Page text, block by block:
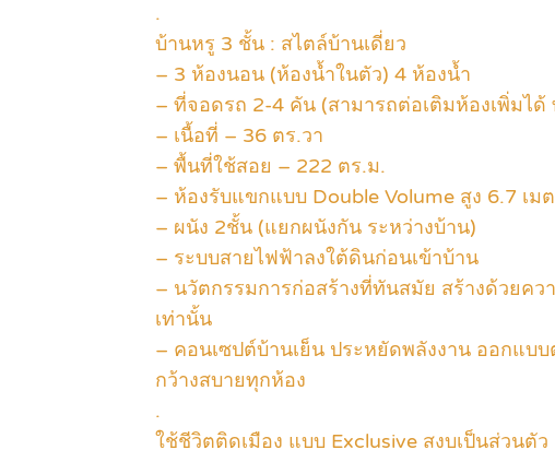
.
บ้านหรู 3 ชั้น : สไตล์บ้านเดี่ยว
– 3 ห้องนอน (ห้องน้ำในตัว) 4 ห้องน้ำ
– ที่จอดรถ 2-4 คัน (สามารถต่อเติมห้องเพิ่มไ
– เนื้อที่ – 36 ตร.วา
– พื้นที่ใช้สอย – 222 ตร.ม.
– ห้องรับแขกแบบ Double Volume สูง 6.7 เม
– ผนัง 2ชั้น (แยกผนังกัน ระหว่างบ้าน)
– ระบบสายไฟฟ้าลงใต้ดินก่อนเข้าบ้าน
– นวัตกรรมการก่อสร้างที่ทันสมัย สร้างด้วยค
เท่านั้น
– คอนเซปต์บ้านเย็น ประหยัดพลังงาน ออกแบ
กว้างสบายทุกห้อง
.
ใช้ชีวิตติดเมือง แบบ Exclusive สงบเป็นส่วนตัว